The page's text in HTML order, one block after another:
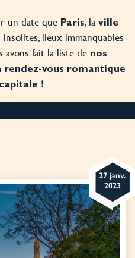
un date que Paris, la ville
lieux immanquables
avons fait la liste de nos
rendez-vous romantique
!
27 janv.
2023